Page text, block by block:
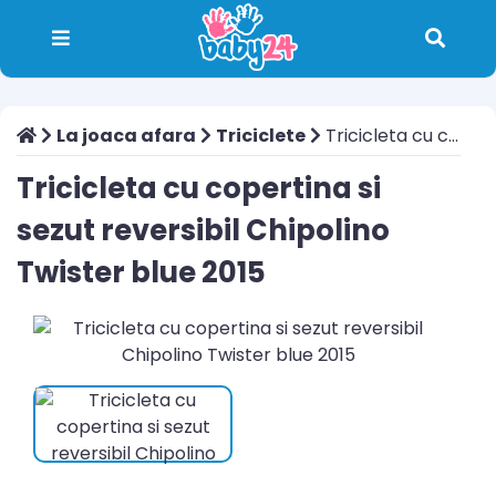
La joaca afara Triciclete Tricicleta cu copertina si sezut reversibil Chipolino Twister blue 2015
Tricicleta cu copertina si
sezut reversibil Chipolino
Twister blue 2015